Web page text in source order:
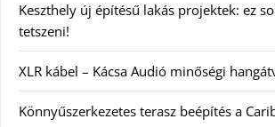
Keszthely új építésű lakás projektek: ez
tetszeni!
XLR kábel – Kácsa Audió minőségi
Könnyűszerkezetes terasz beépítés a